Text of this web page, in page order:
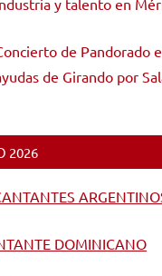
y talento en
de Pandorado
de Girando por
2026
DOMINICANO